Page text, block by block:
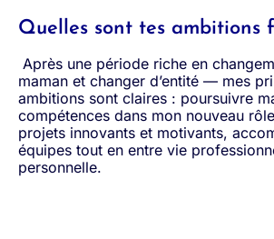
Quelles sont tes ambitions
Après une période riche en
maman et changer d’entité — mes
ambitions sont claires : poursuivre
compétences dans mon nouveau
projets innovants et motivants,
équipes tout en entre vie
personnelle.